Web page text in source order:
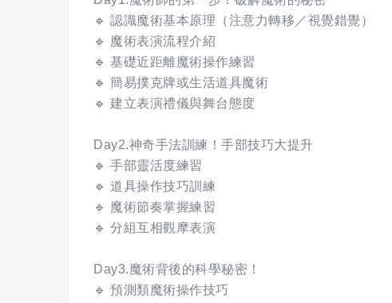
🔹 認識魔術基本原理（注意力轉移／視覺錯覺）
🔹 魔術表演流程介紹
🔹 基礎近距離魔術操作練習
🔹 簡易撲克牌或生活道具魔術
🔹 建立表演禮儀與舞台態度
Day2.神奇手法訓練！手部技巧大提升
🔹 手部靈活度練習
🔹 道具操作技巧訓練
🔹 魔術節奏掌握練習
🔹 分組互相觀摩表演
Day3.魔術背後的科學秘密！
🔹 預測類魔術操作技巧